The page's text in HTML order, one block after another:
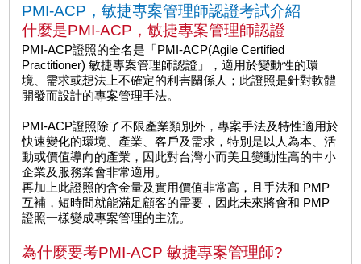
PMI-ACP，敏捷專案管理師認證考試介紹
什麼是PMI-ACP，敏捷專案管理師認證
PMI-ACP證照的全名是「PMI-ACP(Agile Certified
Practitioner) 敏捷專案管理師認證」，適用於變動性的環
境、需求或想法上不確定的利害關係人；此證照是針對軟體
開發而設計的專案管理手法。
PMI-ACP證照除了不限產業類別外，專案手法及特性適用於
快速變化的環境、產業、客戶及需求，特別是以人為本、活
動或價值導向的產業，因此對台灣小而美且變動性高的中小
企業及服務業會非常適用。
再加上此證照的含金量及實用價值非常高，且手法和 PMP
互補，短時間就能滿足顧客的需要，因此未來將會和 PMP
證照一樣變成專案管理的主流。
為什麼要考PMI-ACP 敏捷專案管理師?